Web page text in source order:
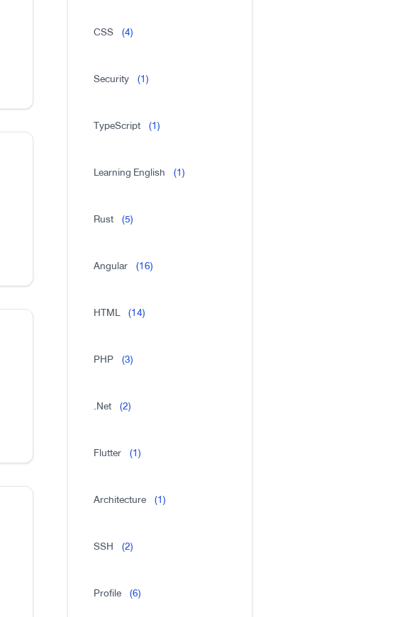
CSS (4)
Security (1)
TypeScript (1)
Learning English (1)
Rust (5)
Angular (16)
HTML (14)
PHP (3)
.Net (2)
Flutter (1)
Architecture (1)
SSH (2)
Profile (6)